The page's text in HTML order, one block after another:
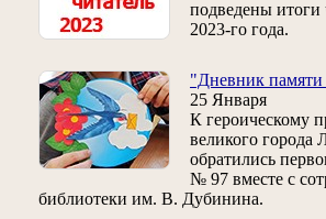
подведены итоги
2023-го года.
"Дневник
25 Января
К героическому
великого города
обратились
№ 97 вместе с
библиотеки им. В. Дубинина.